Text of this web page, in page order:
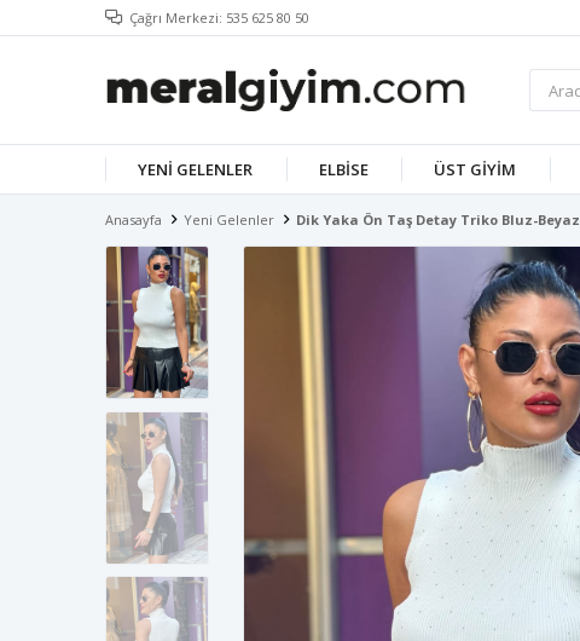
Çağrı Merkezi: 535 625 80 50
YENI GELENLER ELBISE ÜST GIYIM
Anasayfa Yeni Gelenler Dik Yaka Ön Taş Detay Triko Bluz-Beyaz